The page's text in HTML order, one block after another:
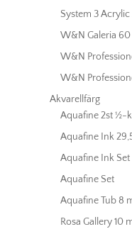
System 3 Acrylic
W&N Galeria 60
W&N
W&N
Akvarellfärg
Aquafine 2st ½-
Aquafine Ink
Aquafine Ink Set
Aquafine Set
Aquafine Tub 8
Rosa Gallery 10